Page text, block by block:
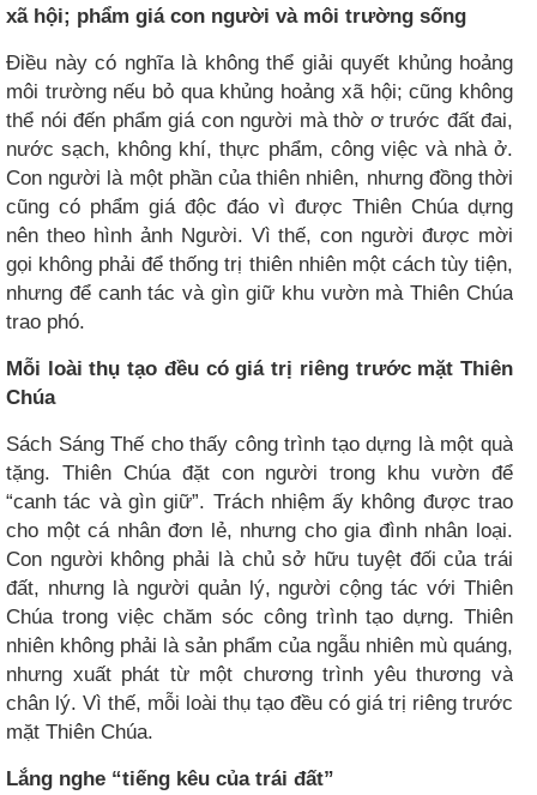
xã hội; phẩm giá con người và môi trường sống
Điều này có nghĩa là không thể giải quyết khủng hoảng
môi trường nếu bỏ qua khủng hoảng xã hội; cũng không
thể nói đến phẩm giá con người mà thờ ơ trước đất đai,
nước sạch, không khí, thực phẩm, công việc và nhà ở.
Con người là một phần của thiên nhiên, nhưng đồng thời
cũng có phẩm giá độc đáo vì được Thiên Chúa dựng
nên theo hình ảnh Người. Vì thế, con người được mời
gọi không phải để thống trị thiên nhiên một cách tùy tiện,
nhưng để canh tác và gìn giữ khu vườn mà Thiên Chúa
trao phó.
Mỗi loài thụ tạo đều có giá trị riêng trước mặt Thiên
Chúa
Sách Sáng Thế cho thấy công trình tạo dựng là một quà
tặng. Thiên Chúa đặt con người trong khu vườn để
“canh tác và gìn giữ”. Trách nhiệm ấy không được trao
cho một cá nhân đơn lẻ, nhưng cho gia đình nhân loại.
Con người không phải là chủ sở hữu tuyệt đối của trái
đất, nhưng là người quản lý, người cộng tác với Thiên
Chúa trong việc chăm sóc công trình tạo dựng. Thiên
nhiên không phải là sản phẩm của ngẫu nhiên mù quáng,
nhưng xuất phát từ một chương trình yêu thương và
chân lý. Vì thế, mỗi loài thụ tạo đều có giá trị riêng trước
mặt Thiên Chúa.
Lắng nghe “tiếng kêu của trái đất”